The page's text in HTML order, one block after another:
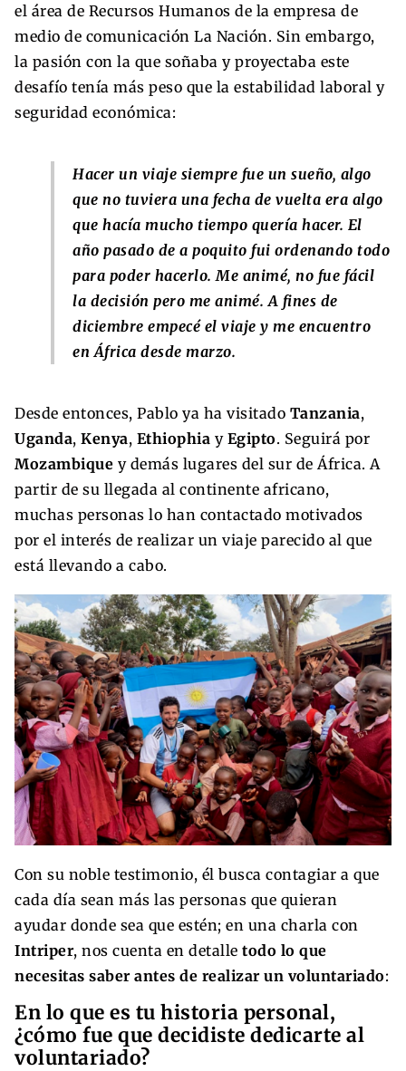
el área de Recursos Humanos de la empresa de
medio de comunicación La Nación. Sin embargo,
la pasión con la que soñaba y proyectaba este
desafío tenía más peso que la estabilidad laboral y
seguridad económica:
Hacer un viaje siempre fue un sueño, algo
que no tuviera una fecha de vuelta era algo
que hacía mucho tiempo quería hacer. El
año pasado de a poquito fui ordenando todo
para poder hacerlo. Me animé, no fue fácil
la decisión pero me animé. A fines de
diciembre empecé el viaje y me encuentro
en África desde marzo.
Desde entonces, Pablo ya ha visitado Tanzania,
Uganda, Kenya, Ethiophia y Egipto. Seguirá por
Mozambique y demás lugares del sur de África. A
partir de su llegada al continente africano,
muchas personas lo han contactado motivados
por el interés de realizar un viaje parecido al que
está llevando a cabo.
Con su noble testimonio, él busca contagiar a que
cada día sean más las personas que quieran
ayudar donde sea que estén; en una charla con
Intriper, nos cuenta en detalle todo lo que
necesitas saber antes de realizar un voluntariado:
En lo que es tu historia personal,
¿cómo fue que decidiste dedicarte al
voluntariado?